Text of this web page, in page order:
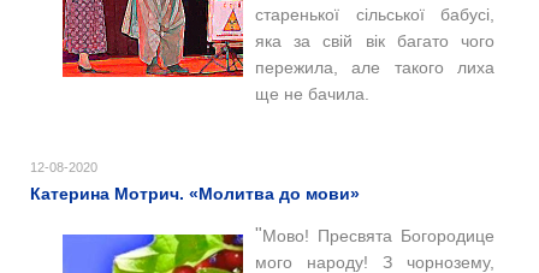
старенької сільської бабусі,
яка за свій вік багато чого
пережила, але такого лиха
ще не бачила.
12-08-2020
Катерина Мотрич. «Молитва до мови»
"Mово! Пресвята Богородице
мого народу! З чорнозему,